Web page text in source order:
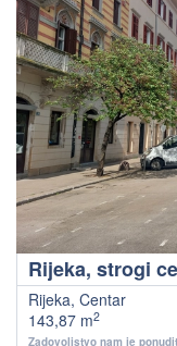
Rijeka, Centar
143,87 m2
Zadovoljstvo nam je